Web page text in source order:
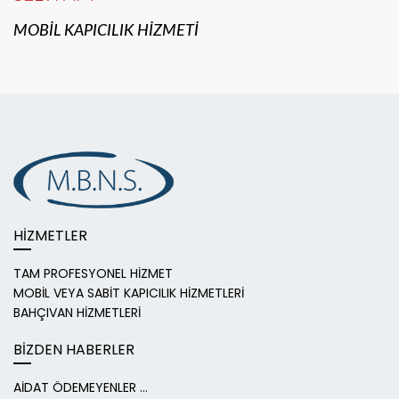
MOBİL KAPICILIK HİZMETİ
HİZMETLER
TAM PROFESYONEL HİZMET
MOBİL VEYA SABİT KAPICILIK HİZMETLERİ
BAHÇIVAN HİZMETLERİ
BİZDEN HABERLER
AİDAT ÖDEMEYENLER ...